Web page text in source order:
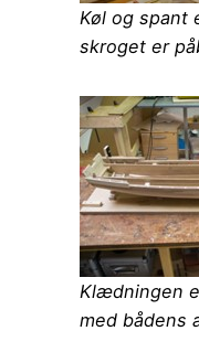
Køl og spant
skroget er
Klædningen
med bådens